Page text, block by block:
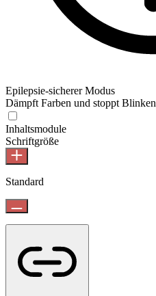
Epilepsie-sicherer Modus
Dämpft Farben und stoppt Blinken
Inhaltsmodule
Schriftgröße
Standard